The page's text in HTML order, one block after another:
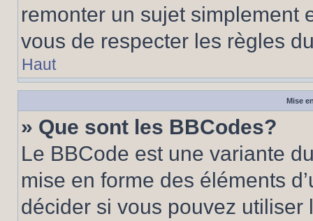
remonter un sujet simplement
vous de respecter les règles
Haut
Mise
» Que sont les BBCodes?
Le BBCode est une variante
mise en forme des éléments
décider si vous pouvez